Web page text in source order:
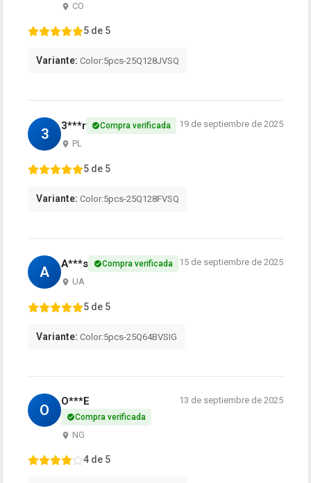
CO
5 de 5
Variante: Color:5pcs-25Q128JVSQ
3 3***r Compra verificada
PL
19 de septiembre de 2025
5 de 5
Variante: Color:5pcs-25Q128FVSQ
A A***s Compra verificada
UA
15 de septiembre de 2025
5 de 5
Variante: Color:5pcs-25Q64BVSIG
O
O***E
Compra verificada
NG
13 de septiembre de 2025
4 de 5